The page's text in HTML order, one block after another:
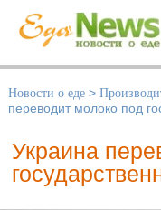
Новости о еде >
переводит молоко под
Украина